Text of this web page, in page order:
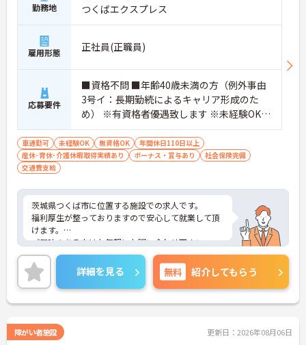
勤務地
つくばエクスプレス
雇用形態 正社員(正職員)
応募要件
■資格不問 ■年齢40歳未満の方（例外事由
3号イ：長期勤続によるキャリア形成のた
め） ※有資格者優遇致します ※未経験OK
※安心の導入サポートあり
車通勤可 未経験OK 無資格OK
年間休日110日以上
産休･育休･介護休暇取得実績あり
ボーナス・賞与あり
社会保険完備
交通費支給
茨城県つくば市に位置する施設での求人です。
福利厚生が整っておりますので安心して就業して頂
けます。
ご興味のある方はお気軽にお問い合わせ下さい。
詳細を見る 無料 紹介してもらう
障がい者施設 更新日：2026年08月06日